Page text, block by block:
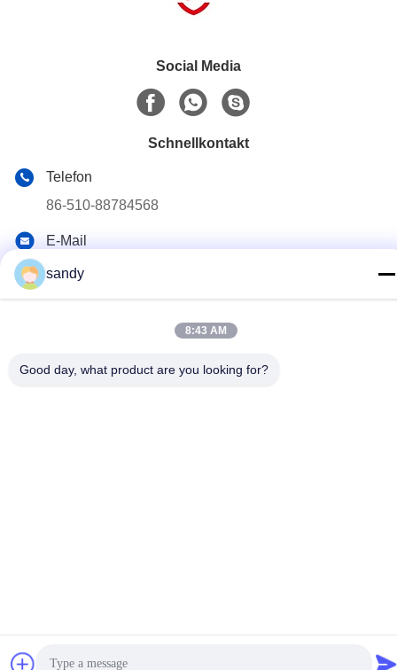
Social Media
Schnellkontakt
Telefon
86-510-88784568
E-Mail
sandy@cnsupersecurity.com
Adresse
Hongshan Economic Development Zone, Wuxi City, Jiangsu
sandy
8:43 AM
Good day, what product are you looking for?